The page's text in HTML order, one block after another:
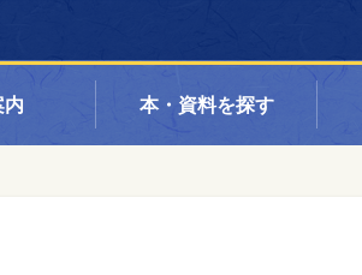
内 本・資料を探す